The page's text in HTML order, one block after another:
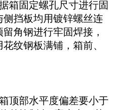
固定螺孔尺寸进行固
挡板均用镀锌螺丝连
角钢进行牢固焊接，
纹钢板满铺，箱前、
部水平度偏差要小于